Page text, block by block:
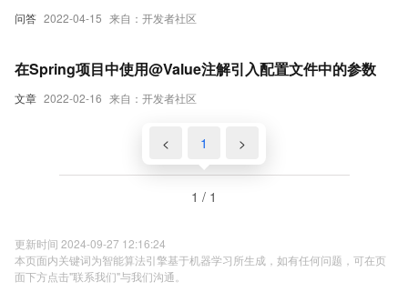
问答 2022-04-15 来自：开发者社区
文章 2022-02-16 来自：开发者社区
在Spring项目中使用@Value注解引入配置文件中的参数
< 1 >
1 / 1
更新时间 2024-09-27 12:16:24
本页面内关键词为智能算法引擎基于机器学习所生成，如有任何问题，可在页
面下方点击"联系我们"与我们沟通。